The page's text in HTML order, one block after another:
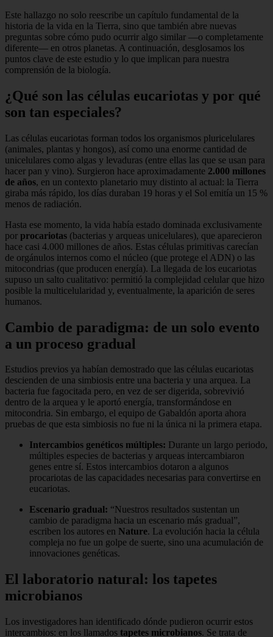
Este hallazgo no solo reescribe un capítulo fundamental de la
historia de la vida en la Tierra, sino que también abre nuevas
preguntas sobre cómo pudo ocurrir algo similar —o completamente
diferente— en otros planetas. A continuación, desglosamos los
puntos clave de este estudio y lo que implican para nuestra
comprensión de la biología.
¿Qué son las células eucariotas y por qué
son tan especiales?
Las células eucariotas forman todos los organismos pluricelulares
(animales, plantas y hongos), así como una enorme cantidad de
unicelulares como algas y levaduras (entre ellas las que se usan para
hacer pan y vino). Surgieron hace aproximadamente 2.000 millones
de años, en un contexto planetario muy distinto al actual: la Tierra
giraba más rápido, los días duraban 19 horas y el Sol emitía un 15 %
menos de radiación.
Hasta ese momento, la vida había estado dominada exclusivamente
por procariotas (bacterias y arqueas unicelulares), que aparecieron
hace casi 4.000 millones de años. Estas células primitivas carecían
de orgánulos internos como el núcleo (que protege el ADN) o las
mitocondrias (que producen energía). La llegada de los eucariotas
supuso un salto cualitativo: permitió la complejidad celular que hizo
posible la multicelularidad y, eventualmente, la aparición de seres
humanos.
Cambio de paradigma: de un solo evento
a un proceso gradual
Estudios previos ya habían demostrado que las células eucariotas
descienden de una simbiosis entre una bacteria y una arquea. La
bacteria fue fagocitada pero, en vez de ser digerida, sobrevivió
dentro de la arquea y le aportó energía, transformándose en
mitocondria. Sin embargo, el equipo de Gabaldón aporta ahora
pruebas de que esta simbiosis no fue ni la única ni la primera etapa.
Intercambios genéticos múltiples: Durante un largo periodo,
múltiples especies de bacterias y arqueas intercambiaron
genes entre sí. Estos intercambios dotaron a algunos
procariotas de las capacidades necesarias para convertirse en
eucariotas.
Escenario gradual: “Nuestros resultados sustentan un
cambio de paradigma hacia un escenario más gradual”,
escriben los autores en Nature. La evolución hacia la célula
compleja no fue un golpe de suerte, sino una acumulación de
innovaciones genéticas.
El laboratorio natural: los tapetes
microbianos
Los investigadores han identificado dónde pudieron ocurrir estos
intercambios: en los llamados tapetes microbianos. Se trata de